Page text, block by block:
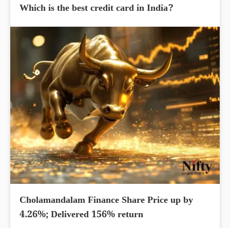
Which is the best credit card in India?
Cholamandalam Finance Share Price up by
4.26%; Delivered 156% return